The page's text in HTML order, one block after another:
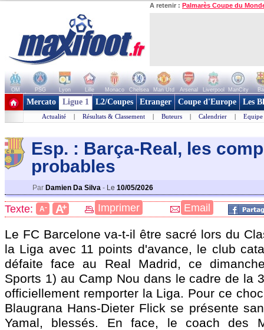
A retenir : Palmarès Coupe du
OM PSG Lyon Lille Monaco Chelsea Man Utd Arsenal Liverpool ManCity
+ de clubs
Mercato Ligue 1 L2/Coupes Etranger Coupe d'Europe Les
Actualité | Résultats & Classement | Buteurs | Calendrier | Equipe
Esp. : Barça-Real, les
probables
Par Damien Da Silva - Le 10/05/2026
Texte: A- A+ Imprimer Email
Le FC Barcelone va-t-il être sacré lors du
la Liga avec 11 points d'avance, le club
défaite face au Real Madrid, ce
Sports 1) au Camp Nou dans le cadre de la
officiellement remporter la Liga. Pour ce
Blaugrana Hans-Dieter Flick se présente
Yamal, blessés. En face, le coach des